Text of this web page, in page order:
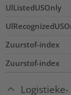
UlListedUSOnly
Zuurstof-index
Zuurstof-index